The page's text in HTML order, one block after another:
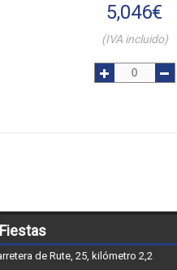
5,046€
(IVA incluido)
de Rute, 25, kilómetro 2,2